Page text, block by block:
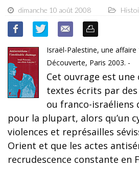
dimanche 10 août 2008
Israël-Palestine, une affaire
Découverte, Paris 2003. -
Cet ouvrage est
textes écrits par
ou franco-israéliens
pour la plupart, alors qu’un
violences et représailles
Orient et que les actes
recrudescence constante en